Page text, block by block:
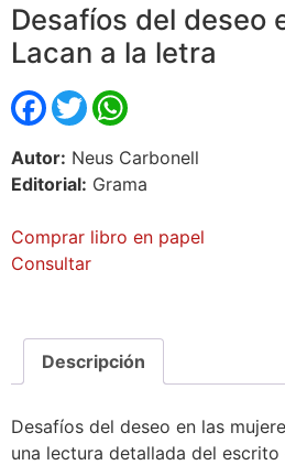
Desafíos del deseo
Lacan a la letra
Facebook
Twitter
Autor: Neus Carbonell
Editorial: Grama
Comprar libro en papel
Consultar
Descripción
Desafíos del deseo en las
una lectura detallada del